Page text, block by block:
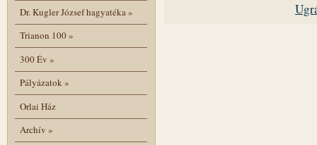
Dr. Kugler József hagyatéka»
Trianon 100»
300 Év »
Pályázatok»
Orlai Ház
Archív »